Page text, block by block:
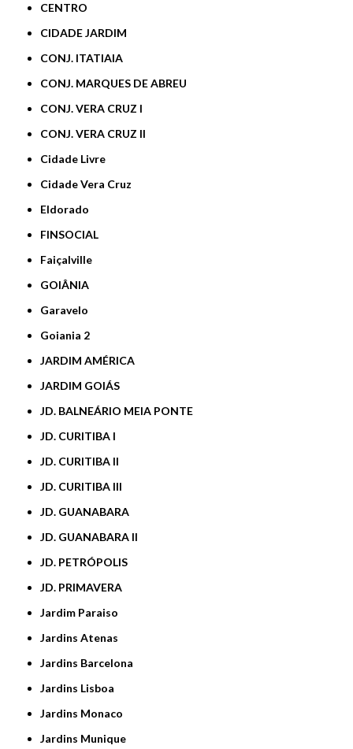
CENTRO
CIDADE JARDIM
CONJ. ITATIAIA
CONJ. MARQUES DE ABREU
CONJ. VERA CRUZ I
CONJ. VERA CRUZ II
Cidade Livre
Cidade Vera Cruz
Eldorado
FINSOCIAL
Faiçalville
GOIÂNIA
Garavelo
Goiania 2
JARDIM AMÉRICA
JARDIM GOIÁS
JD. BALNEÁRIO MEIA PONTE
JD. CURITIBA I
JD. CURITIBA II
JD. CURITIBA III
JD. GUANABARA
JD. GUANABARA II
JD. PETRÓPOLIS
JD. PRIMAVERA
Jardim Paraiso
Jardins Atenas
Jardins Barcelona
Jardins Lisboa
Jardins Monaco
Jardins Munique